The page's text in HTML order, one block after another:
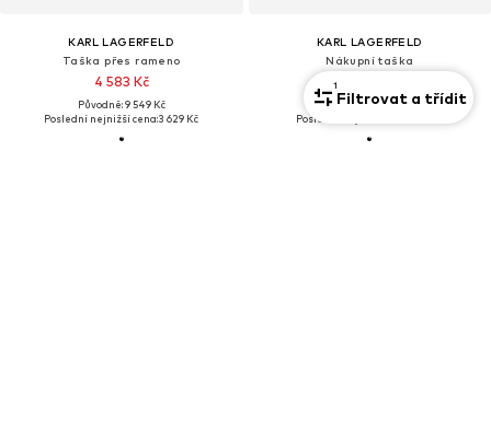
KARL LAGERFELD
Taška přes rameno
4 583 Kč
Původně: 9 549 Kč
Poslední nejnižší cena:3 629 Kč
KARL LAGERFELD
Nákupní taška
Původně: 3 249 Kč
Poslední nejnižší cena:
1
Filtrovat a třídit